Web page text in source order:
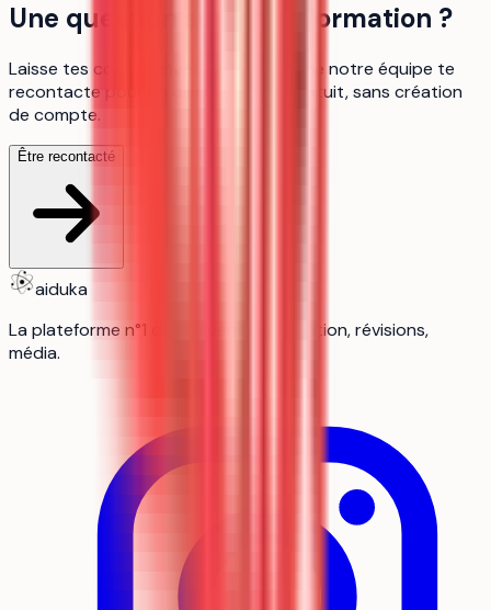
Une question sur cette formation ?
Laisse tes coordonnées, un membre de notre équipe te
recontacte pour en discuter, c'est gratuit, sans création
de compte.
Être recontacté
aiduka
La plateforme n°1 des lycéens : orientation, révisions,
média.